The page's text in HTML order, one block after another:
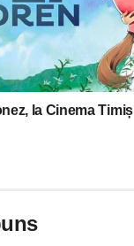
la Cinema Timiș